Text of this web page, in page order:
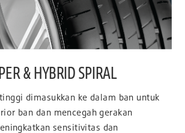
& HYBRID SPIRAL
dimasukkan ke dalam ban untuk
ban dan mencegah gerakan
sensitivitas dan